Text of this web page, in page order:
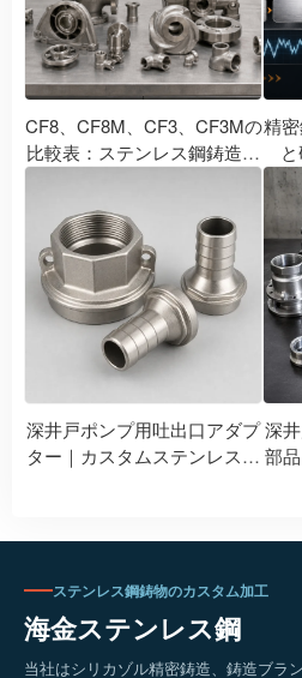
CF8、CF8M、CF3、CF3Mの
比較表：ステンレス鋼鋳造グ
304L、および316Lにどのよう
に対応しますか？
精
深井戸ポンプ用吐出口アダプ
ター｜カスタムステンレス製
深
部
ステンレス鋼鋳物のカスタム加工
海金ステンレス鋼
当社はシリカゾル精密鋳造、鋳造ブラ